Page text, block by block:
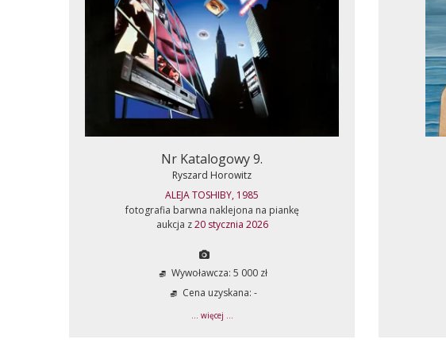
Nr Katalogowy 9.
Ryszard Horowitz
ALEJA TOSHIBY, 1985
fotografia barwna naklejona na piankę
aukcja z20 stycznia 2026
Wywoławcza: 5 000 zł
Cena uzyskana: -
... więcej ...